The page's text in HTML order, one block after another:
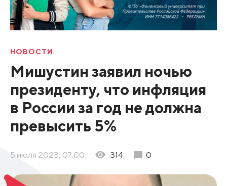
НОВОСТИ
Мишустин заявил ночью
президенту, что инфляция
в России за год не должна
превысить 5%
5 июля 2023, 07:00 314 0